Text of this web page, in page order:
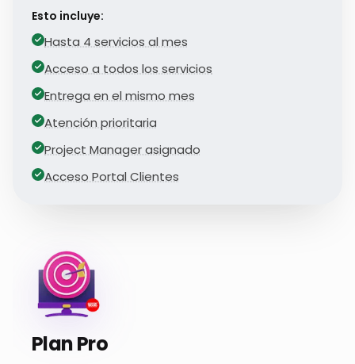
Esto incluye:
Hasta 4 servicios al mes
Acceso a todos los servicios
Entrega en el mismo mes
Atención prioritaria
Project Manager asignado
Acceso Portal Clientes
Plan Pro